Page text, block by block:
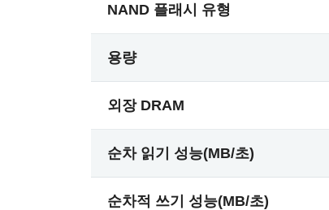
NAND 플래시 유형
용량
외장 DRAM
순차 읽기 성능(MB/초)
순차적 쓰기 성능(MB/초)